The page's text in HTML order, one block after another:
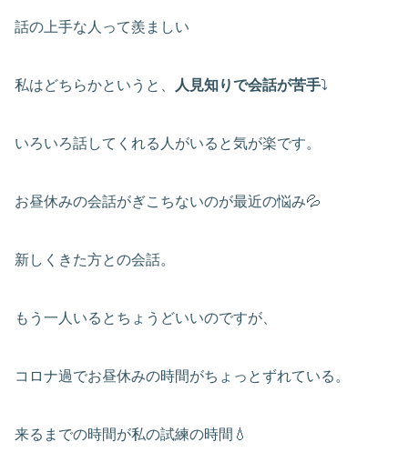
話の上手な人って羨ましい
私はどちらかというと、 人見知りで会話が苦手⤵
いろいろ話してくれる人がいると気が楽です。
お昼休みの会話がぎこちないのが最近の悩み💦
新しくきた方との会話。
もう一人いるとちょうどいいのですが、
コロナ過でお昼休みの時間がちょっとずれている。
来るまでの時間が私の試練の時間💧